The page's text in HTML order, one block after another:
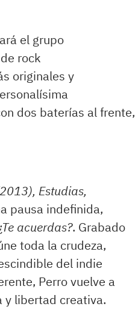
el grupo
rock
originales y
dos baterías al frente,
Estudias,
pausa indefinida,
acuerdas?. Grabado
toda la crudeza,
del indie
Perro vuelve a
y libertad creativa.